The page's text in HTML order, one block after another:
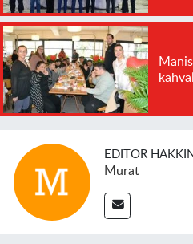
EDITÖR
Murat